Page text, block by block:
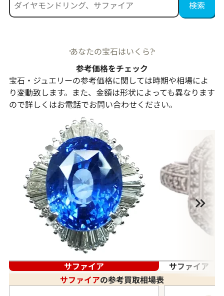
あなたの宝石はいくら?
参考価格をチェック
宝石・ジュエリーの参考価格に関しては時期や相場によ
り変動致します。また、金額は形状によっても異なります
ので詳しくはお電話でお問い合わせください。
サファイア
サファイア（
サファイアの参考買取相場表